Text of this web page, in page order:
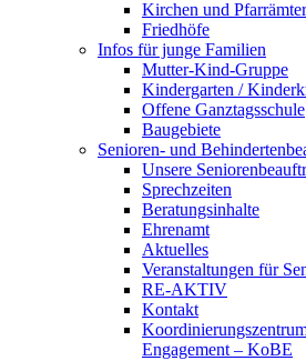
Kirchen und Pfarrämter
Friedhöfe
Infos für junge Familien
Mutter-Kind-Gruppe
Kindergarten /
Offene Ganztagsschule
Baugebiete
Senioren- und
Unsere
Sprechzeiten
Beratungsinhalte
Ehrenamt
Aktuelles
Veranstaltungen für
RE-AKTIV
Kontakt
Engagement – KoBE